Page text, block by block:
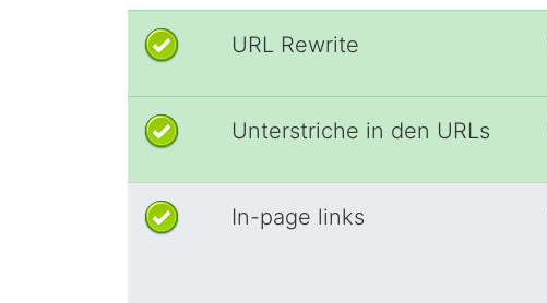
URL Rewrite
Unterstriche in den URLs
In-page links